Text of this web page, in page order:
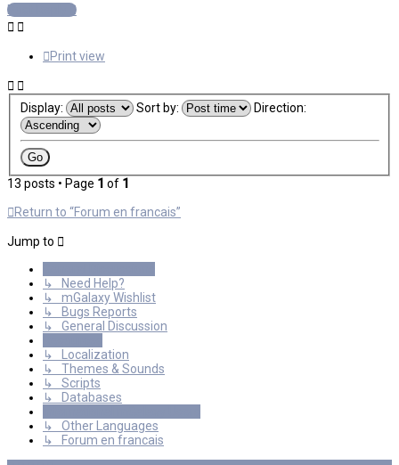
Post Reply
Print view
Display: Sort by: Direction:
13 posts • Page 1 of 1
Return to “Forum en francais”
Jump to
↳ Need Help?
↳ mGalaxy Wishlist
↳ Bugs Reports
↳ General Discussion
↳ Localization
↳ Themes & Sounds
↳ Scripts
↳ Databases
↳ Other Languages
↳ Forum en francais